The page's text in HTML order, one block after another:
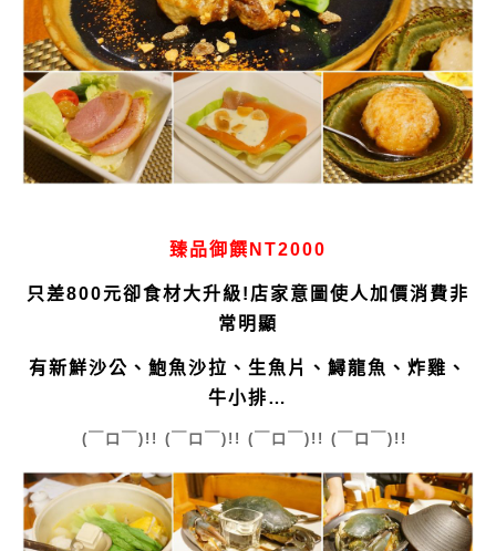
臻品御饌NT2000
只差800元卻食材大升級!店家意圖使人加價消費非
常明顯
有新鮮沙公、鮑魚沙拉、生魚片、鱘龍魚、炸雞、
牛小排…
(￣口￣)!! (￣口￣)!! (￣口￣)!! (￣口￣)!!